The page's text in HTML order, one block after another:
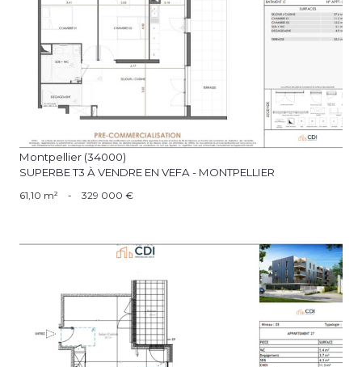
voir le bien
Montpellier (34000)
SUPERBE T3 À VENDRE EN VEFA - MONTPELLIER
61,10 m² - 329 000 €